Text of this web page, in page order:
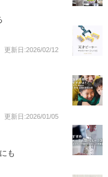
更新日:2026/02/12
更新日:2026/01/05
も